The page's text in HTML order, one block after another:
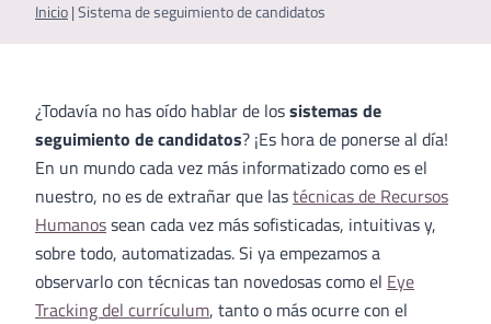
Inicio | Sistema de seguimiento de candidatos
¿Todavía no has oído hablar de lossistemas de
seguimiento de candidatos? ¡Es hora de ponerse al día!
En un mundo cada vez más informatizado como es el
nuestro, no es de extrañar que lastécnicas de Recursos
Humanossean cada vez más sofisticadas, intuitivas y,
sobre todo, automatizadas. Si ya empezamos a
observarlo con técnicas tan novedosas como el Eye
Tracking del currículum, tanto o más ocurre con el